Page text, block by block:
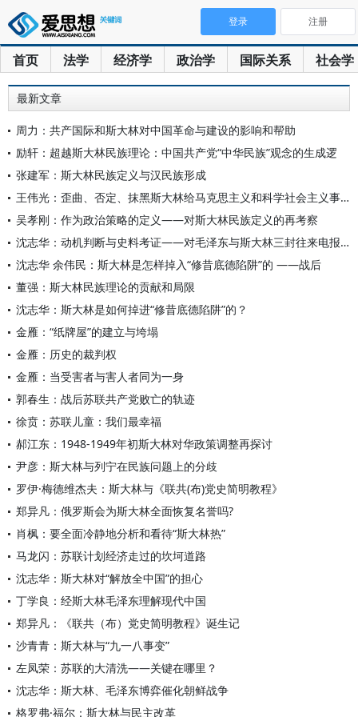
首页 法学 经济学 政治学 国际关系 社会学
登录 注册
最新文章
周力：共产国际和斯大林对中国革命与建设的影响和帮助
励轩：超越斯大林民族理论：中国共产党“中华民族”观念的生成逻
张建军：斯大林民族定义与汉民族形成
王伟光：歪曲、否定、抹黑斯大林给马克思主义和科学社会主义事业
吴孝刚：作为政治策略的定义——对斯大林民族定义的再考察
沈志华：动机判断与史料考证——对毛泽东与斯大林三封往来电报的
沈志华 余伟民：斯大林是怎样掉入“修昔底德陷阱”的 ——战后
董强：斯大林民族理论的贡献和局限
沈志华：斯大林是如何掉进“修昔底德陷阱”的？
金雁：“纸牌屋”的建立与垮塌
金雁：历史的裁判权
金雁：当受害者与害人者同为一身
郭春生：战后苏联共产党败亡的轨迹
徐贲：苏联儿童：我们最幸福
郝江东：1948-1949年初斯大林对华政策调整再探讨
尹彦：斯大林与列宁在民族问题上的分歧
罗伊·梅德维杰夫：斯大林与《联共(布)党史简明教程》
郑异凡：俄罗斯会为斯大林全面恢复名誉吗?
肖枫：要全面冷静地分析和看待“斯大林热”
马龙闪：苏联计划经济走过的坎坷道路
沈志华：斯大林对“解放全中国”的担心
丁学良：经斯大林毛泽东理解现代中国
郑异凡：《联共（布）党史简明教程》诞生记
沙青青：斯大林与“九一八事变”
左凤荣：苏联的大清洗——关键在哪里？
沈志华：斯大林、毛泽东博弈催化朝鲜战争
格罗弗·福尔：斯大林与民主改革